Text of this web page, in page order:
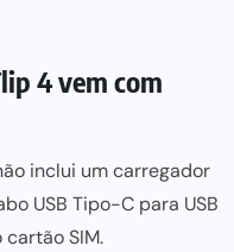
4 vem com
inclui um carregador
USB Tipo-C para USB
cartão SIM.